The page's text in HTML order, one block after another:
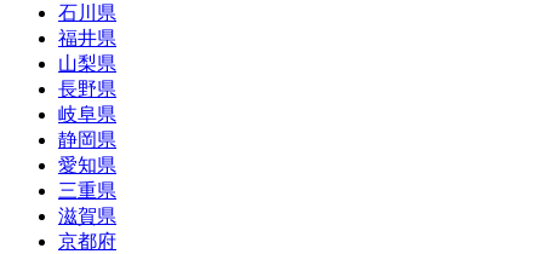
石川県
福井県
山梨県
長野県
岐阜県
静岡県
愛知県
三重県
滋賀県
京都府